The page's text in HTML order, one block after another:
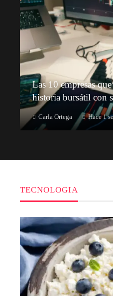
Las 10 empresas
historia bursátil con
Carla Ortega Hace 1
TECNOLOGIA